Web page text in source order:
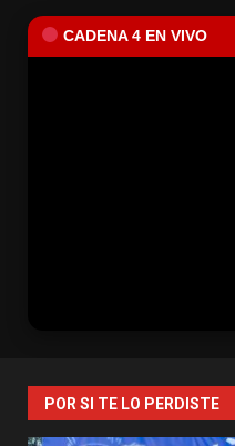
CADENA 4 EN VIVO
POR SI TE LO PERDISTE